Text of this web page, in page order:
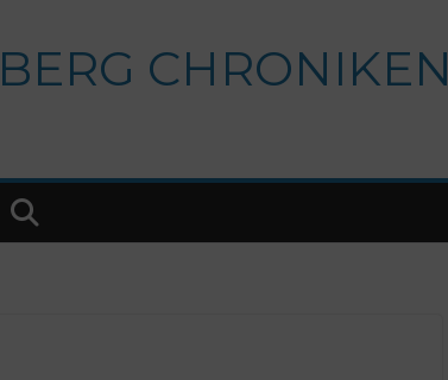
CHRONIKEN